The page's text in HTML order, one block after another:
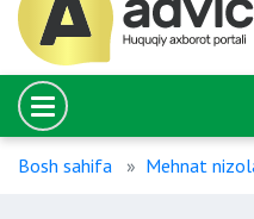
Bosh sahifa Mehnat